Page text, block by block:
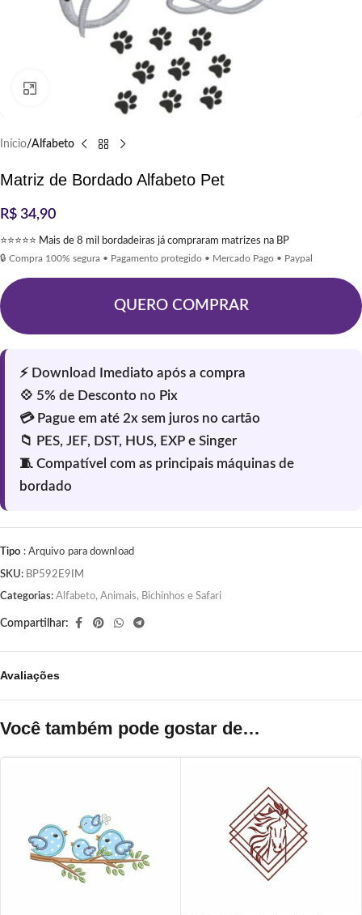
Clique para ampliar
Início Alfabeto
Matriz de Bordado Alfabeto Pet
R$ 34,90
⭐⭐⭐⭐⭐ Mais de 8 mil bordadeiras já compraram matrizes na BP
🔒 Compra 100% segura • Pagamento protegido • Mercado Pago • Paypal
QUERO COMPRAR
Tipo : Arquivo para download
SKU: BP592E9IM
Categorias: Alfabeto, Animais, Bichinhos e Safari
Compartilhar:
Avaliações
Você também pode gostar de…